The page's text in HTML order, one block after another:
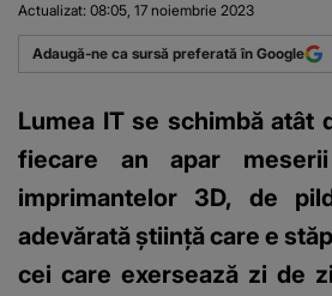
Actualizat: 08:05, 17 noiembrie 2023
Adaugă-ne ca sursă preferată în Google
Lumea IT se schimbă atât
fiecare an apar
imprimantelor 3D, de
adevărată știință care e
cei care exersează zi de